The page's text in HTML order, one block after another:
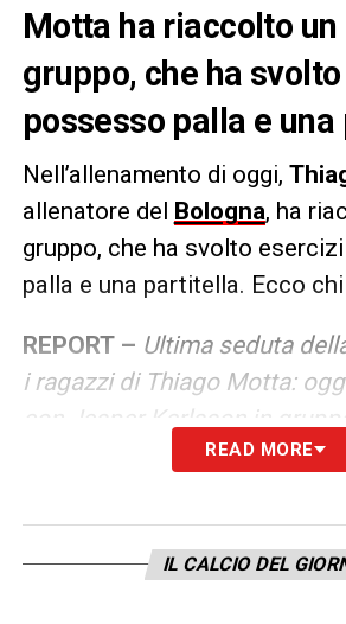
Motta ha riaccolto un
gruppo, che ha
possesso palla e
Nell’allenamento di oggi,
allenatore del Bologna, ha
gruppo, che ha svolto
palla e una partitella. Ecco chi
REPORT – Ultima seduta
i ragazzi di Thiago Motta:
con Jesper Karlsson in
esercizi di possesso palla e
Saelemaekers, allenamento
Dan Ndoye.
READ MORE
IL CALCIO DEL